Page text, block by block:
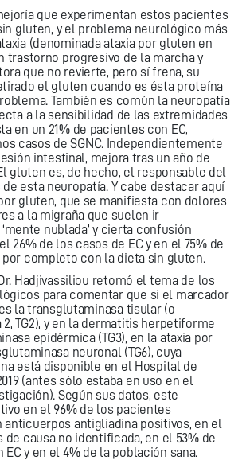
que experimentan estos pacientes
gluten, y el problema neurológico más
(denominada ataxia por gluten en
trastorno progresivo de la marcha y
que no revierte, pero sí frena, su
el gluten cuando es ésta proteína
También es común la neuropatía
a la sensibilidad de las extremidades
en un 21% de pacientes con EC,
casos de SGNC. Independientemente
intestinal, mejora tras un año de
gluten es, de hecho, el responsable del
esta neuropatía. Y cabe destacar aquí
gluten, que se manifiesta con dolores
a la migraña que suelen ir
nublada’ y cierta confusión
26% de los casos de EC y en el 75% de
completo con la dieta sin gluten.
Hadjivassiliou retomó el tema de los
para comentar que si el marcador
la transglutaminasa tisular (o
TG2), y en la dermatitis herpetiforme
epidérmica (TG3), en la ataxia por
neuronal (TG6), cuya
está disponible en el Hospital de
(antes sólo estaba en uso en el
Según sus datos, este
en el 96% de los pacientes
antigliadina positivos, en el
de causa no identificada, en el 53% de
y en el 4% de la población sana.